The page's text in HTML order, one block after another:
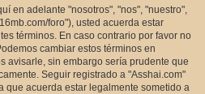
en adelante "nosotros", "nos", "nuestro",
foro"), usted acuerda estar
términos. En caso contrario por favor no
cambiar estos términos en
avisarle, sin embargo sería prudente que
Seguir registrado a "Asshai.com"
que acuerda estar legalmente sometido a